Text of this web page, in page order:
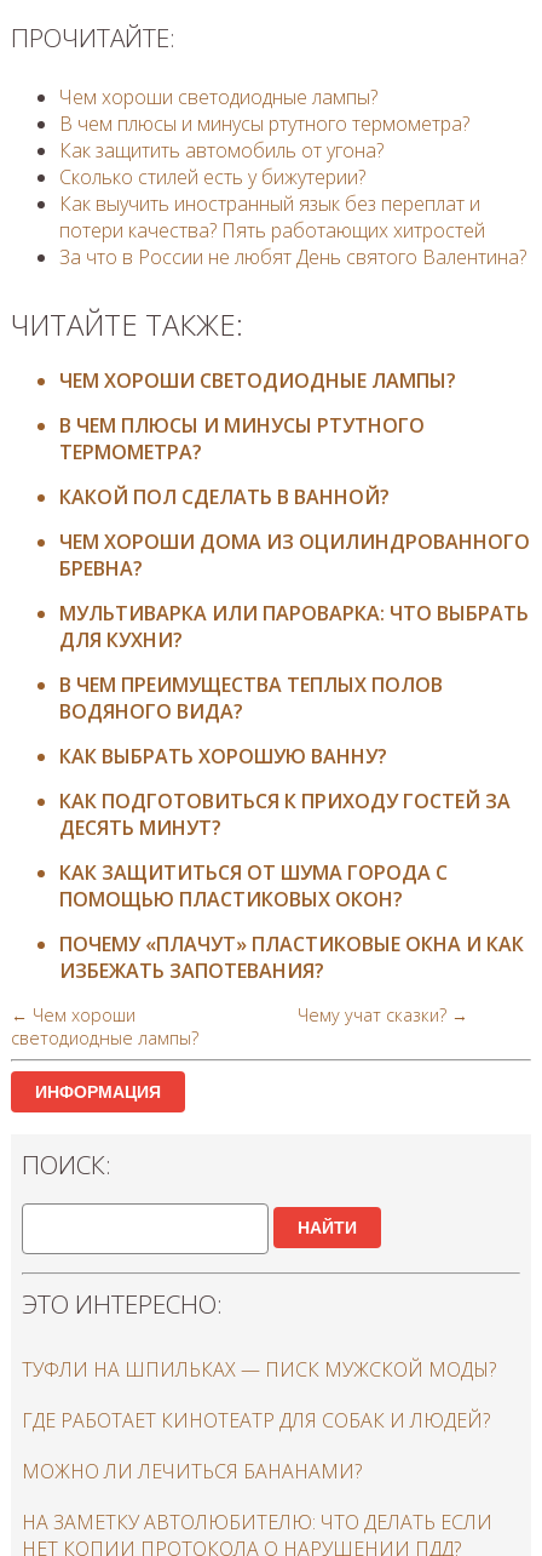
ПРОЧИТАЙТЕ:
Чем хороши светодиодные лампы?
В чем плюсы и минусы ртутного термометра?
Как защитить автомобиль от угона?
Сколько стилей есть у бижутерии?
​Как выучить иностранный язык без переплат и
потери качества? Пять работающих хитростей
За что в России не любят День святого Валентина?
ЧИТАЙТЕ ТАКЖЕ:
ЧЕМ ХОРОШИ СВЕТОДИОДНЫЕ ЛАМПЫ?
В ЧЕМ ПЛЮСЫ И МИНУСЫ РТУТНОГО
ТЕРМОМЕТРА?
КАКОЙ ПОЛ СДЕЛАТЬ В ВАННОЙ?
ЧЕМ ХОРОШИ ДОМА ИЗ ОЦИЛИНДРОВАННОГО
БРЕВНА?
МУЛЬТИВАРКА ИЛИ ПАРОВАРКА: ЧТО ВЫБРАТЬ
ДЛЯ КУХНИ?
В ЧЕМ ПРЕИМУЩЕСТВА ТЕПЛЫХ ПОЛОВ
ВОДЯНОГО ВИДА?
КАК ВЫБРАТЬ ХОРОШУЮ ВАННУ?
КАК ПОДГОТОВИТЬСЯ К ПРИХОДУ ГОСТЕЙ ЗА
ДЕСЯТЬ МИНУТ?
КАК ЗАЩИТИТЬСЯ ОТ ШУМА ГОРОДА С
ПОМОЩЬЮ ПЛАСТИКОВЫХ ОКОН?
ПОЧЕМУ «ПЛАЧУТ» ПЛАСТИКОВЫЕ ОКНА И КАК
ИЗБЕЖАТЬ ЗАПОТЕВАНИЯ?
← Чем хороши
светодиодные лампы?
Чему учат сказки? →
ИНФОРМАЦИЯ
ПОИСК:
НАЙТИ
ЭТО ИНТЕРЕСНО:
ТУФЛИ НА ШПИЛЬКАХ — ПИСК МУЖСКОЙ МОДЫ?
ГДЕ РАБОТАЕТ КИНОТЕАТР ДЛЯ СОБАК И ЛЮДЕЙ?
МОЖНО ЛИ ЛЕЧИТЬСЯ БАНАНАМИ?
НА ЗАМЕТКУ АВТОЛЮБИТЕЛЮ: ЧТО ДЕЛАТЬ ЕСЛИ
НЕТ КОПИИ ПРОТОКОЛА О НАРУШЕНИИ ПДД?